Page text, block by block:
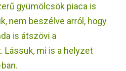
gyümölcsök piaca is
nem beszélve arról, hogy
is átszövi a
Lássuk, mi is a helyzet